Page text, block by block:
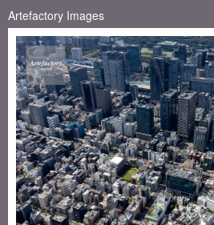
Artefactory Images